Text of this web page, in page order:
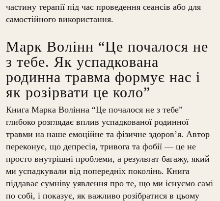
частину терапії під час проведення сеансів або для
самостійного використання.
Марк Волінн “Це почалося не
з тебе. Як успадкована
родинна травма формує нас і
як розірвати це коло”
Книга Марка Волінна “Це почалося не з тебе”
глибоко розглядає вплив успадкованої родинної
травми на наше емоційне та фізичне здоров’я. Автор
переконує, що депресія, тривога та фобії — це не
просто внутрішні проблеми, а результат багажу, який
ми успадкували від попередніх поколінь. Книга
піддаває сумніву уявлення про те, що ми існуємо самі
по собі, і показує, як важливо розібратися в цьому